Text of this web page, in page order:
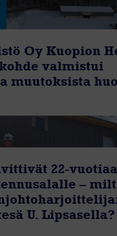
Oy Kuopion
valmistui
muutoksista
22-
–
U. Lipsasella?